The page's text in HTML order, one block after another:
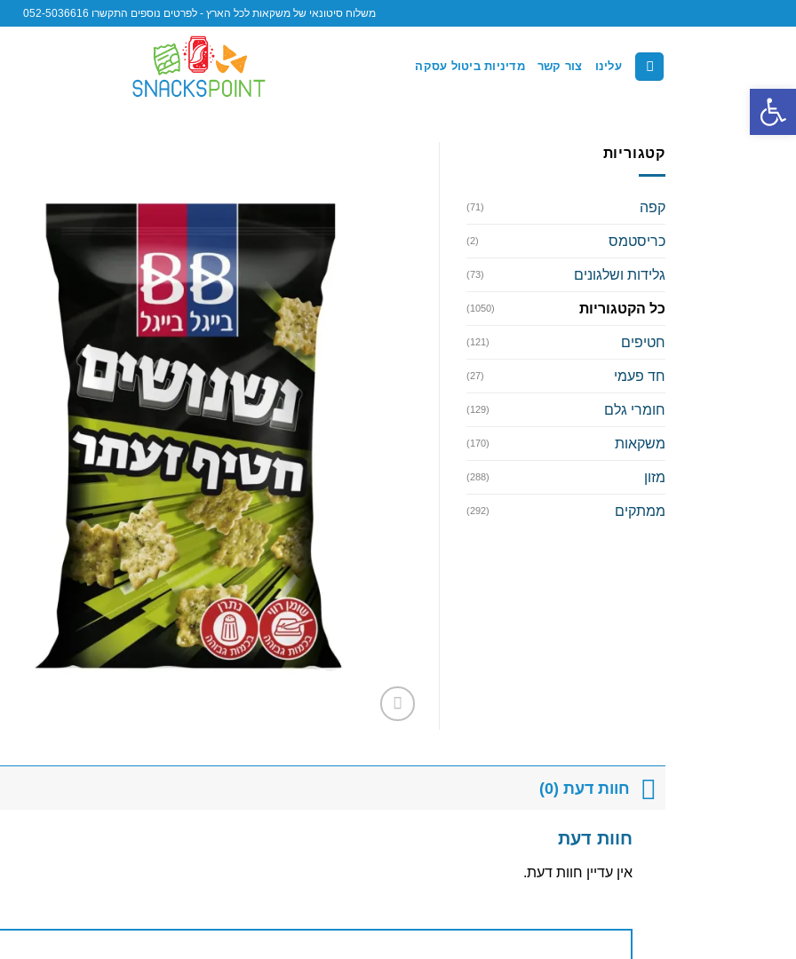
משלוח סיטונאי של משקאות לכל הארץ - לפרטים נוספים התקשרו 052-5036616
עלינו צור קשר מדיניות ביטול עסקה
to wishlist
קטגוריות
קפה (71)
כריסטמס (2)
גלידות ושלגונים (73)
כל הקטגוריות (1050)
חטיפים (121)
חד פעמי (27)
חומרי גלם (129)
משקאות (170)
מזון (288)
ממתקים (292)
חוות דעת (0)
חוות דעת
אין עדיין חוות דעת.
פתח סרגל נגישות